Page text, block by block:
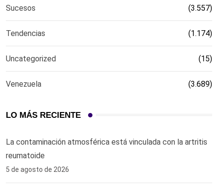
Sucesos (3.557)
Tendencias (1.174)
Uncategorized (15)
Venezuela (3.689)
LO MÁS RECIENTE
La contaminación atmosférica está vinculada con la artritis
reumatoide
5 de agosto de 2026